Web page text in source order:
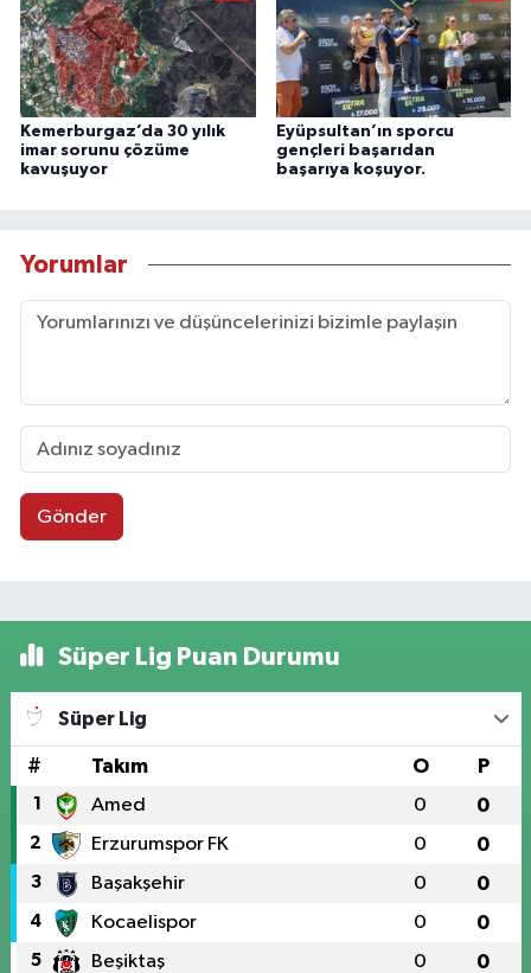
Kemerburgaz’da 30 yılık
imar sorunu çözüme
kavuşuyor
Eyüpsultan’ın sporcu
gençleri başarıdan
başarıya koşuyor.
Yorumlar
Gönder
Süper Lig Puan Durumu
Süper Lig
# Takım O P
1 Amed 0 0
2 Erzurumspor FK 0 0
3 Başakşehir 0 0
4 Kocaelispor 0 0
5 Beşiktaş 0 0